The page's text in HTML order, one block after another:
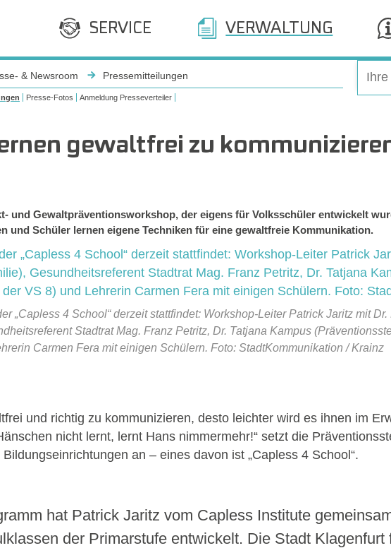
SERVICE VERWALTUNG
& Newsroom Pressemitteilungen
Presse-Fotos Anmeldung Presseverteiler
gewaltfrei zu
und Gewaltpräventionsworkshop, der eigens für Volksschüler entwickelt
und Schüler lernen eigene Techniken für eine gewaltfreie Kommunikation.
„Capless 4 School“ derzeit stattfindet: Workshop-Leiter Patrick Jaritz mit
Stadtrat Mag. Franz Petritz, Dr. Tatjana Kampus
Carmen Fera mit einigen Schülern. Foto: StadtKommunikation / Krainz
und richtig zu kommunizieren, desto leichter wird es ihnen im
nicht lernt, lernt Hans nimmermehr!“ setzt die
an – eines davon ist „Capless 4 School“.
hat Patrick Jaritz vom Capless Institute
der Primarstufe entwickelt. Die Stadt